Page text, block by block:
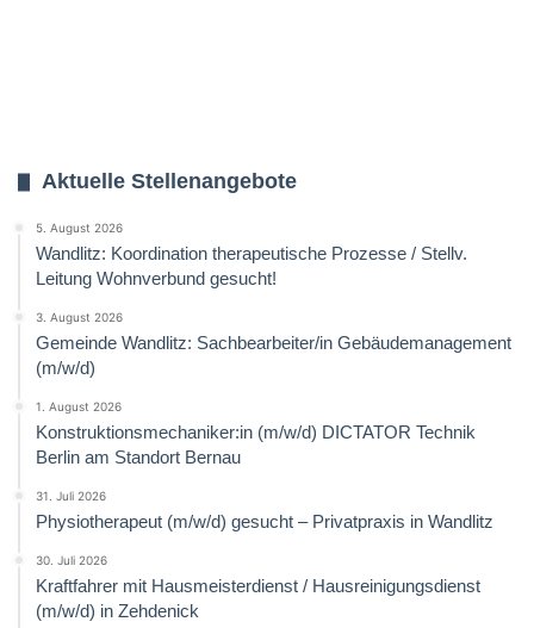
Aktuelle Stellenangebote
5. August 2026
Wandlitz: Koordination therapeutische Prozesse / Stellv.
Leitung Wohnverbund gesucht!
3. August 2026
Gemeinde Wandlitz: Sachbearbeiter/in Gebäudemanagement
(m/w/d)
1. August 2026
Konstruktionsmechaniker:in (m/w/d) DICTATOR Technik
Berlin am Standort Bernau
31. Juli 2026
Physiotherapeut (m/w/d) gesucht – Privatpraxis in Wandlitz
30. Juli 2026
Kraftfahrer mit Hausmeisterdienst / Hausreinigungsdienst
(m/w/d) in Zehdenick